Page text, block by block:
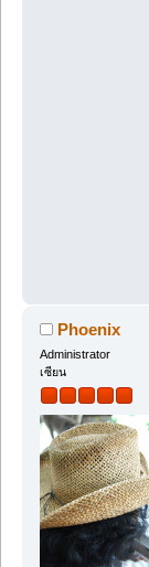
Phoenix
Administrator
เซียน